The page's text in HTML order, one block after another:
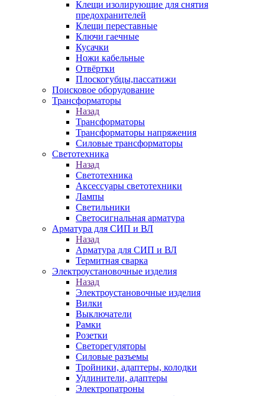
Клещи изолирующие для снятия
предохранителей
Клещи переставные
Ключи гаечные
Кусачки
Ножи кабельные
Отвёртки
Плоскогубцы,пассатижи
Поисковое оборудование
Трансформаторы
Назад
Трансформаторы
Трансформаторы напряжения
Силовые трансформаторы
Светотехника
Назад
Светотехника
Аксессуары светотехники
Лампы
Светильники
Светосигнальная арматура
Арматура для СИП и ВЛ
Назад
Арматура для СИП и ВЛ
Термитная сварка
Электроустановочные изделия
Назад
Электроустановочные изделия
Вилки
Выключатели
Рамки
Розетки
Светорегуляторы
Силовые разъемы
Тройники, адаптеры, колодки
Удлинители, адаптеры
Электропатроны